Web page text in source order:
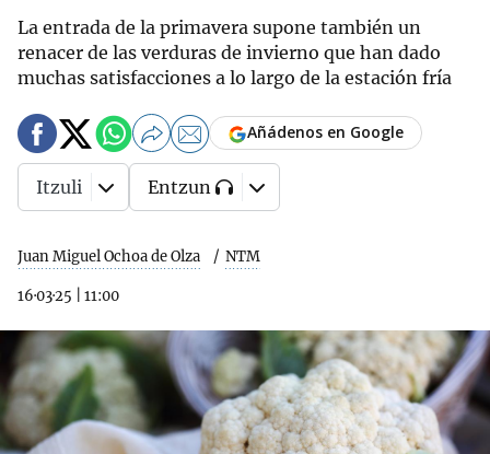
La entrada de la primavera supone también un
renacer de las verduras de invierno que han dado
muchas satisfacciones a lo largo de la estación fría
Juan Miguel Ochoa de Olza NTM
16·03·25 11:00
Añádenos en Google
Itzuli Entzun